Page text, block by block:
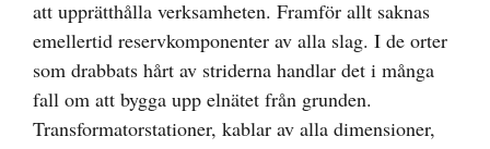
att upprätthålla verksamheten. Framför allt saknas
emellertid reservkomponenter av alla slag. I de orter
som drabbats hårt av striderna handlar det i många
fall om att bygga upp elnätet från grunden.
Transformatorstationer, kablar av alla dimensioner,